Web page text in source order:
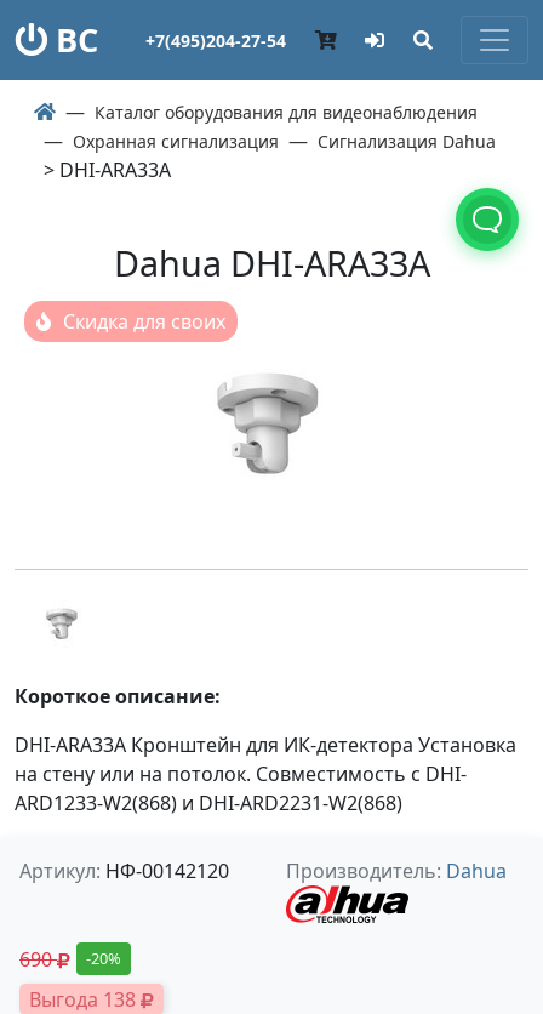
ВС +7(495)204-27-54
Каталог оборудования для видеонаблюдения
Охранная сигнализация
Сигнализация Dahua
> DHI-ARA33A
Dahua DHI-ARA33A
Скидка для своих
Короткое описание:
DHI-ARA33A Кронштейн для ИК-детектора Установка
на стену или на потолок. Совместимость с DHI-
ARD1233-W2(868) и DHI-ARD2231-W2(868)
Артикул: НФ-00142120 Производитель: Dahua
690 -20%
Выгода 138